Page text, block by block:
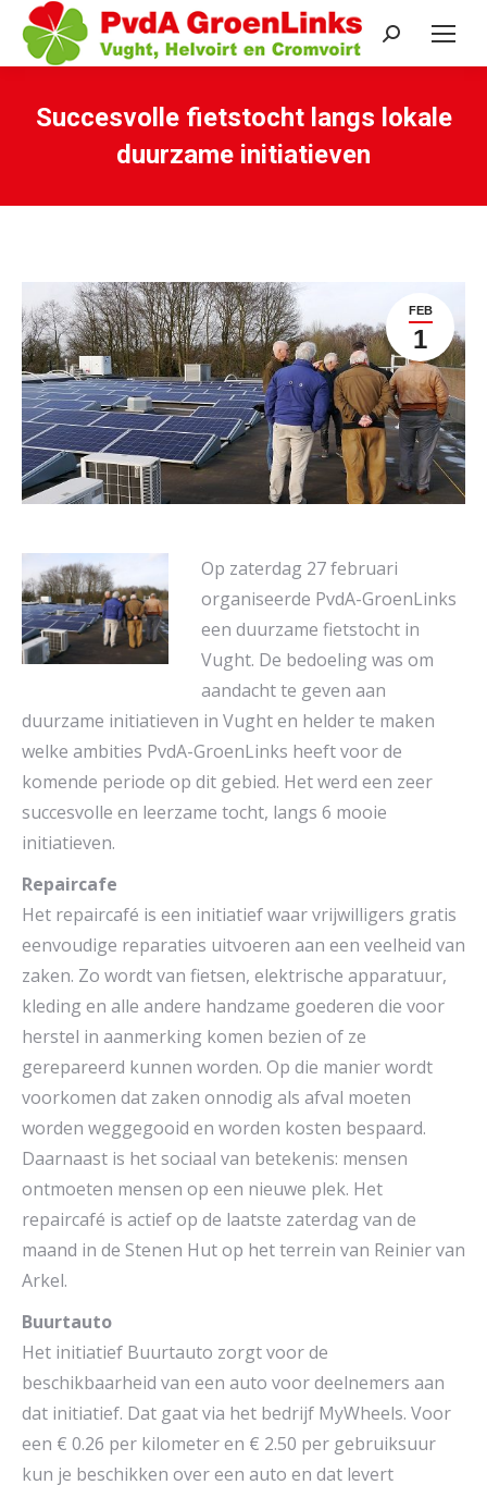
Search:
Succesvolle fietstocht langs lokale
duurzame initiatieven
FEB
1
Op zaterdag 27 februari
organiseerde PvdA-GroenLinks
een duurzame fietstocht in
Vught. De bedoeling was om
aandacht te geven aan
duurzame initiatieven in Vught en helder te maken
welke ambities PvdA-GroenLinks heeft voor de
komende periode op dit gebied. Het werd een zeer
succesvolle en leerzame tocht, langs 6 mooie
initiatieven.
Repaircafe
Het repaircafé is een initiatief waar vrijwilligers gratis
eenvoudige reparaties uitvoeren aan een veelheid van
zaken. Zo wordt van fietsen, elektrische apparatuur,
kleding en alle andere handzame goederen die voor
herstel in aanmerking komen bezien of ze
gerepareerd kunnen worden. Op die manier wordt
voorkomen dat zaken onnodig als afval moeten
worden weggegooid en worden kosten bespaard.
Daarnaast is het sociaal van betekenis: mensen
ontmoeten mensen op een nieuwe plek. Het
repaircafé is actief op de laatste zaterdag van de
maand in de Stenen Hut op het terrein van Reinier van
Arkel.
Buurtauto
Het initiatief Buurtauto zorgt voor de
beschikbaarheid van een auto voor deelnemers aan
dat initiatief. Dat gaat via het bedrijf MyWheels. Voor
een € 0.26 per kilometer en € 2.50 per gebruiksuur
kun je beschikken over een auto en dat levert